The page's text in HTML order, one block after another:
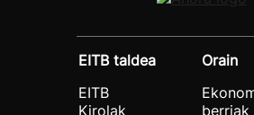
EITB taldea
EITB
Kirolak
Orain
berriak